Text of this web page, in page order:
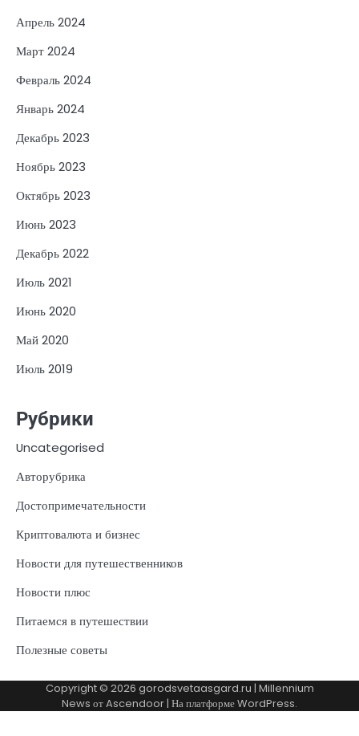
Апрель 2024
Март 2024
Февраль 2024
Январь 2024
Декабрь 2023
Ноябрь 2023
Октябрь 2023
Июнь 2023
Декабрь 2022
Июль 2021
Июнь 2020
Май 2020
Июль 2019
Рубрики
Uncategorised
Авторубрика
Достопримечательности
Криптовалюта и бизнес
Новости для путешественников
Новости плюс
Питаемся в путешествии
Полезные советы
Copyright © 2026 gorodsvetaasgard.ru | Millennium
News отAscendoor| На платформеWordPress.